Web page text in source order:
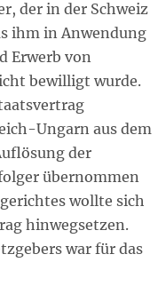
der in der Schweiz
ihm in Anwendung
Erwerb von
bewilligt wurde.
Ungarn aus dem
der
übernommen
wollte sich
hinwegsetzen.
war für das